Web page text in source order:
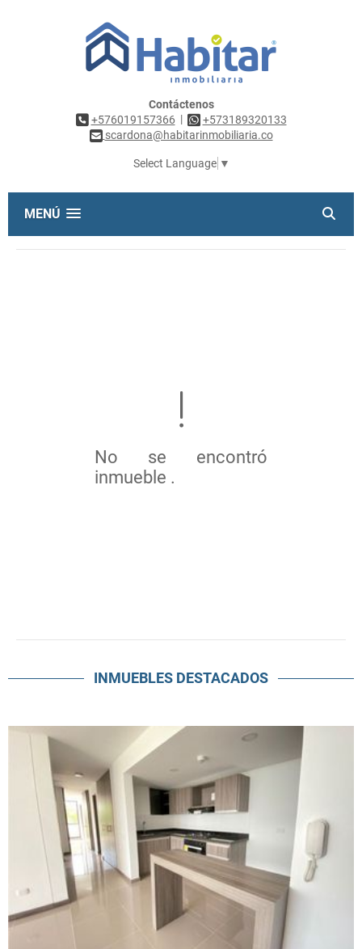
Contáctenos
+576019157366 |
+573189320133
scardona@habitarinmobiliaria.co
Select Language ▼
MENÚ
No se encontró
inmueble .
INMUEBLES DESTACADOS